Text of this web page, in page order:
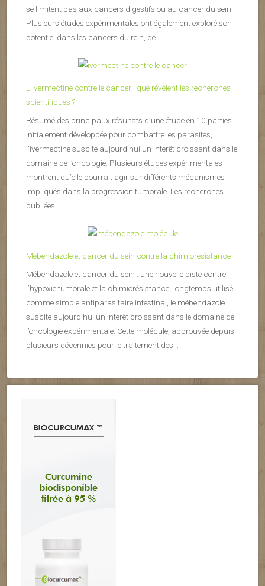
se limitent pas aux cancers digestifs ou au cancer du sein.
Plusieurs études expérimentales ont également exploré son
potentiel dans les cancers du rein, de...
L’ivermectine contre le cancer : que révèlent les recherches
scientifiques ?
Résumé des principaux résultats d’une étude en 10 parties
Initialement développée pour combattre les parasites,
l’ivermectine suscite aujourd’hui un intérêt croissant dans le
domaine de l’oncologie. Plusieurs études expérimentales
montrent qu’elle pourrait agir sur différents mécanismes
impliqués dans la progression tumorale. Les recherches
publiées...
Mébendazole et cancer du sein contre la chimiorésistance
Mébendazole et cancer du sein : une nouvelle piste contre
l’hypoxie tumorale et la chimiorésistance Longtemps utilisé
comme simple antiparasitaire intestinal, le mébendazole
suscite aujourd’hui un intérêt croissant dans le domaine de
l’oncologie expérimentale. Cette molécule, approuvée depuis
plusieurs décennies pour le traitement des...